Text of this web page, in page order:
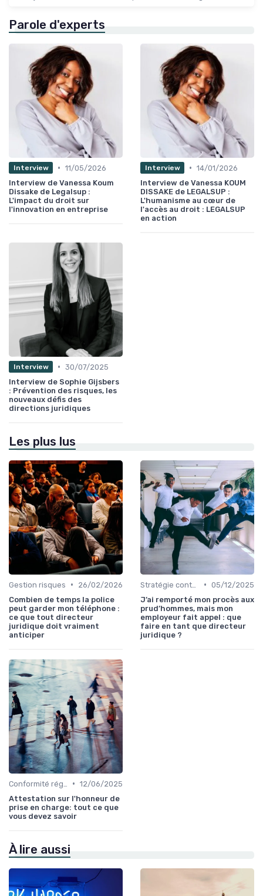
Parole d'experts
Interview • 11/05/2026
Interview de Vanessa Koum
Dissake de Legalsup :
L'impact du droit sur
l'innovation en entreprise
Interview • 14/01/2026
Interview de Vanessa KOUM
DISSAKE de LEGALSUP :
L'humanisme au cœur de
l'accès au droit : LEGALSUP
en action
Interview • 30/07/2025
Interview de Sophie Gijsbers
: Prévention des risques, les
nouveaux défis des
directions juridiques
Les plus lus
Gestion risques •
26/02/2026
Combien de temps la police
peut garder mon téléphone :
ce que tout directeur
juridique doit vraiment
anticiper
• 05/12/2025
J’ai remporté mon procès aux
prud’hommes, mais mon
employeur fait appel : que
faire en tant que directeur
juridique ?
• 12/06/2025
Attestation sur l'honneur de
prise en charge: tout ce que
vous devez savoir
À lire aussi